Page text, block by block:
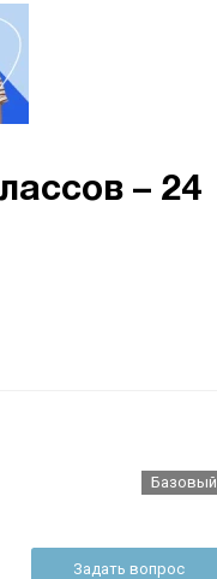
– 24
Базовый
Задать вопрос